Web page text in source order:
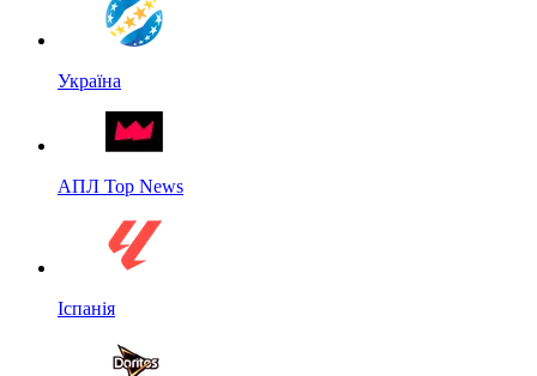
Україна
АПЛ Top News
Іспанія